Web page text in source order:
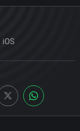
iOS